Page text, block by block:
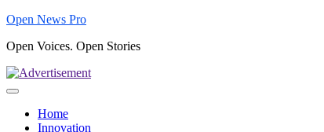
Open News Pro
Open Voices. Open Stories
Home
Innovation